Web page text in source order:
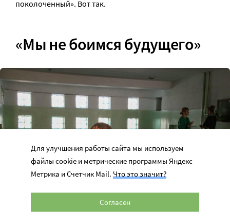
поколоченный». Вот так.
«Мы не боимся будущего»
Для улучшения работы сайта мы используем
файлы cookie и метрические программы Яндекс
Метрика и Счетчик Mail. Что это значит?
Согласен